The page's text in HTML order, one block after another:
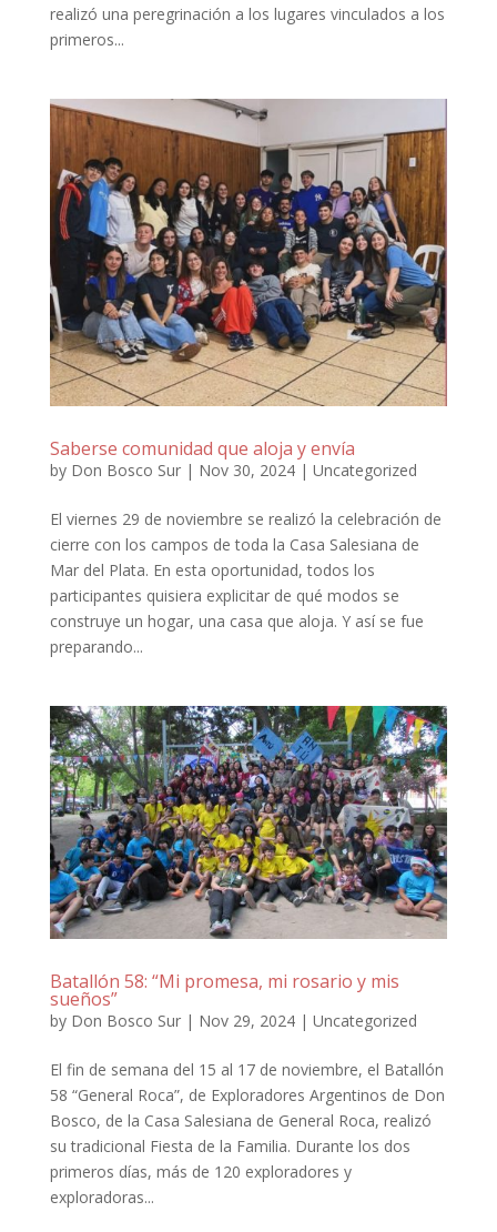
realizó una peregrinación a los lugares vinculados a los
primeros...
Saberse comunidad que aloja y envía
by Don Bosco Sur| Nov 30, 2024| Uncategorized
El viernes 29 de noviembre se realizó la celebración de
cierre con los campos de toda la Casa Salesiana de
Mar del Plata. En esta oportunidad, todos los
participantes quisiera explicitar de qué modos se
construye un hogar, una casa que aloja. Y así se fue
preparando...
Batallón 58: “Mi promesa, mi rosario y mis
sueños”
by Don Bosco Sur| Nov 29, 2024| Uncategorized
El fin de semana del 15 al 17 de noviembre, el Batallón
58 “General Roca”, de Exploradores Argentinos de Don
Bosco, de la Casa Salesiana de General Roca, realizó
su tradicional Fiesta de la Familia. Durante los dos
primeros días, más de 120 exploradores y
exploradoras...